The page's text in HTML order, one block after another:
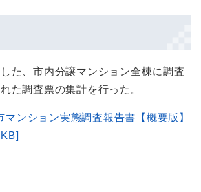
た、市内分譲マンション全棟に調査
た調査票の集計を行った。
マンション実態調査報告書【概要版】